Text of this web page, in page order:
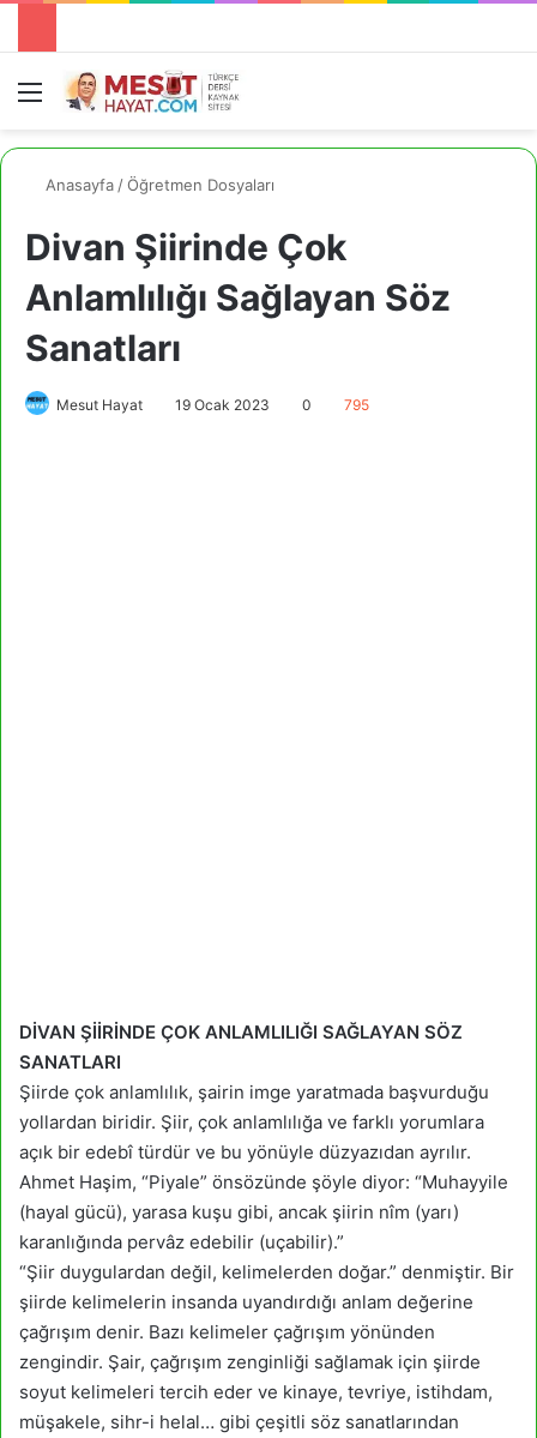
Menü
Anasayfa /Öğretmen Dosyaları
Divan Şiirinde Çok
Anlamlılığı Sağlayan Söz
Sanatları
Mesut Hayat 19 Ocak 2023 0 795
DİVAN ŞİİRİNDE ÇOK ANLAMLILIĞI SAĞLAYAN SÖZ
SANATLARI
Şiirde çok anlamlılık, şairin imge yaratmada başvurduğu
yollardan biridir. Şiir, çok anlamlılığa ve farklı yorumlara
açık bir edebî türdür ve bu yönüyle düzyazıdan ayrılır.
Ahmet Haşim, “Piyale” önsözünde şöyle diyor: “Muhayyile
(hayal gücü), yarasa kuşu gibi, ancak şiirin nîm (yarı)
karanlığında pervâz edebilir (uçabilir).”
“Şiir duygulardan değil, kelimelerden doğar.” denmiştir. Bir
şiirde kelimelerin insanda uyandırdığı anlam değerine
çağrışım denir. Bazı kelimeler çağrışım yönünden
zengindir. Şair, çağrışım zenginliği sağlamak için şiirde
soyut kelimeleri tercih eder ve kinaye, tevriye, istihdam,
müşakele, sihr-i helal… gibi çeşitli söz sanatlarından